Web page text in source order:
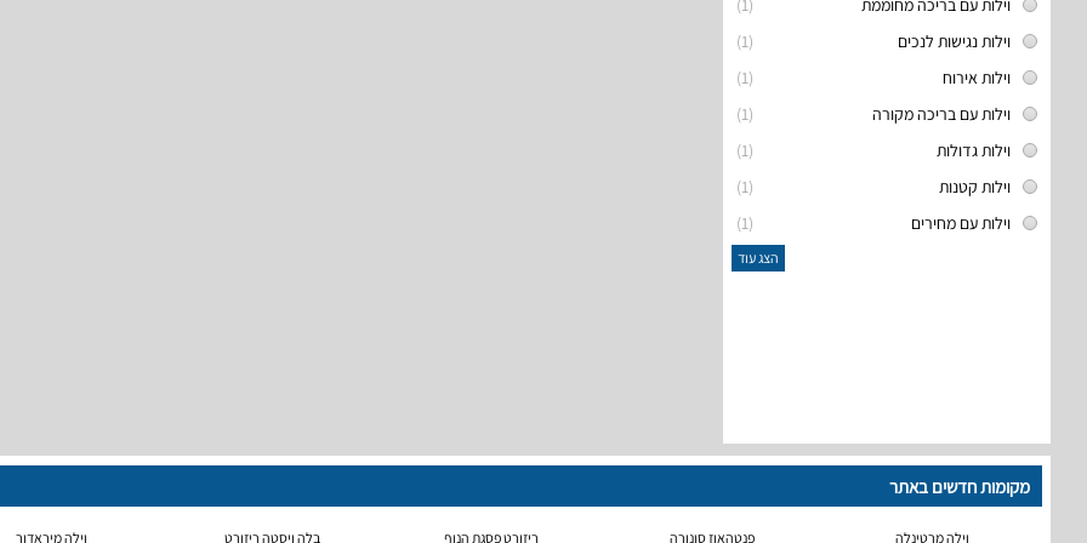
(1)
וילות עם בריכה מחוממת
(1)
וילות נגישות לנכים
(1)
וילות אירוח
(1)
וילות עם בריכה מקורה
(1)
וילות גדולות
(1)
וילות קטנות
(1)
וילות עם מחירים
הצג עוד
מקומות חדשים באתר
וילה מרטינלה פנטהאוז סונורה ריזורט פסגת הנוף בלה ויסטה ריזורט וילה מיראדור